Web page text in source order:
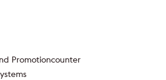
Promotioncounter